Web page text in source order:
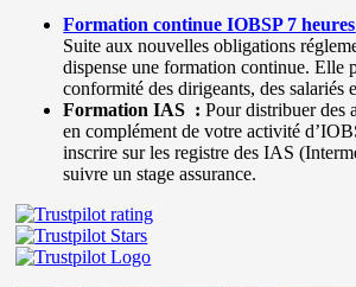
Formation continue IOBSP 7 heures
Suite aux nouvelles obligations
dispense une formation continue. Elle
conformité des dirigeants, des salariés
Formation IAS : Pour distribuer des
en complément de votre activité
inscrire sur les registre des IAS
suivre un stage assurance.